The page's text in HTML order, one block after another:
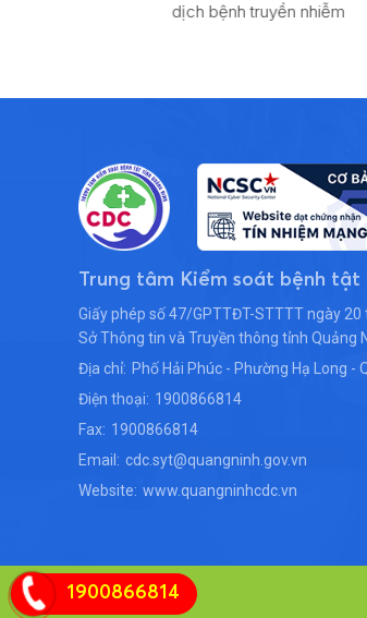
dịch bệnh truyền nhiễm
Trung tâm Kiểm soát bệnh
Giấy phép số 47/GPTTĐT-STTTT ngày
Sở Thông tin và Truyền thông tỉnh Quảng
Địa chỉ: Phố Hải Phúc - Phường Hạ Long -
Điện thoại: 1900866814
Fax: 1900866814
Email: cdc.syt@quangninh.gov.vn
Website: www.quangninhcdc.vn
1900866814